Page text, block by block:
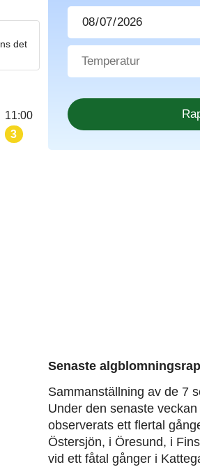
det
11:00
3
Senaste
Sammanställning av de 7
Under den senaste
observerats ett flertal
Östersjön, i Öresund, i
vid ett fåtal gånger i